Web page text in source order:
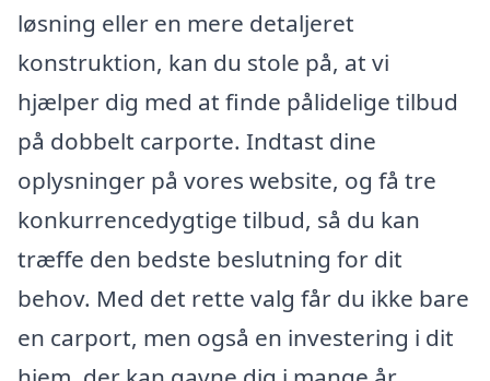
løsning eller en mere detaljeret
konstruktion, kan du stole på, at vi
hjælper dig med at finde pålidelige tilbud
på dobbelt carporte. Indtast dine
oplysninger på vores website, og få tre
konkurrencedygtige tilbud, så du kan
træffe den bedste beslutning for dit
behov. Med det rette valg får du ikke bare
en carport, men også en investering i dit